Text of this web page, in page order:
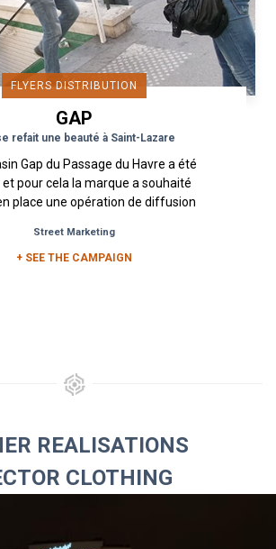
FLYERS DISTRIBUTION
GAP
refait une beauté à Saint-Lazare
Gap du Passage du Havre a été
et pour cela la marque a souhaité
place une opération de diffusion
Street Marketing
+ SEE THE CAMPAIGN
REALISATIONS
CLOTHING